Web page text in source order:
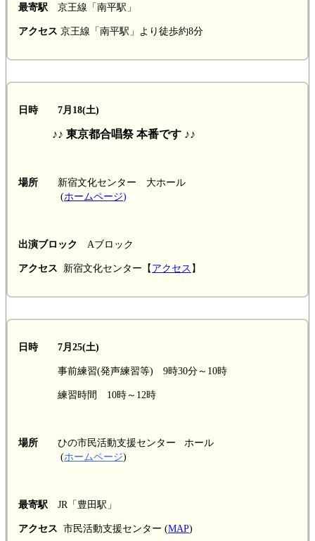
最寄駅 京王線「南平駅」
アクセス 京王線「南平駅」より徒歩約8分
日時 7月18(土)
♪♪ 東京都合唱祭 本番です ♪♪
場所 新宿文化センター 大ホール
(ホームページ)
出演ブロック Aブロック
アクセス 新宿文化センター【 アクセス 】
日時 7月25(土)
事前練習(発声練習等) 9時30分～10時
練習時間 10時～12時
場所 ひの市民活動支援センター ホール
(ホームページ)
最寄駅 JR「豊田駅」
アクセス 市民活動支援センター (MAP)